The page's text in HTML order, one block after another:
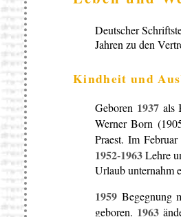
Deutscher
Jahren zu den
Kindheit und
Geboren 1937als
Werner Born
Praest. Im Februar
1952-1963Lehre
Urlaub unternahm
1959 Begegnung
geboren. 1963